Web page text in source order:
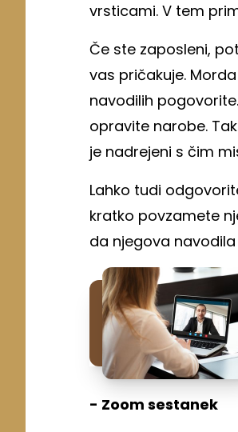
vrsticami. V tem
Če ste zaposleni,
vas pričakuje.
navodilih
opravite narobe.
je nadrejeni s čim
Lahko tudi
kratko povzamete
da njegova
- Zoom sestanek